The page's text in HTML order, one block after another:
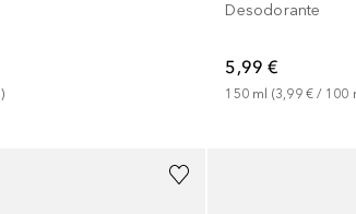
)
Desodorante
5,99 €
150 ml (3,99 € / 100